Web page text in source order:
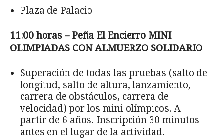
Plaza de Palacio
11:00 horas – Peña El Encierro MINI
OLIMPIADAS CON ALMUERZO SOLIDARIO
Superación de todas las pruebas (salto de
longitud, salto de altura, lanzamiento,
carrera de obstáculos, carrera de
velocidad) por los mini olímpicos. A
partir de 6 años. Inscripción 30 minutos
antes en el lugar de la actividad.